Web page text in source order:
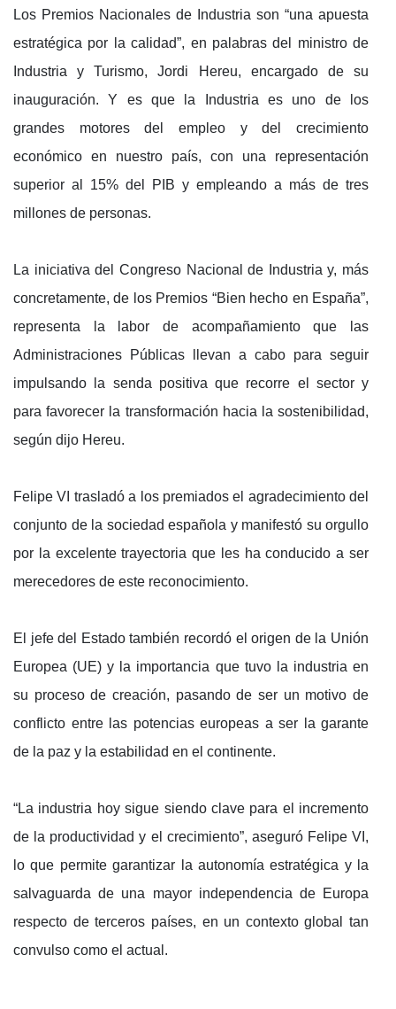
Los Premios Nacionales de Industria son “una apuesta
estratégica por la calidad”, en palabras del ministro de
Industria y Turismo, Jordi Hereu, encargado de su
inauguración. Y es que la Industria es uno de los
grandes motores del empleo y del crecimiento
económico en nuestro país, con una representación
superior al 15% del PIB y empleando a más de tres
millones de personas.
La iniciativa del Congreso Nacional de Industria y, más
concretamente, de los Premios “Bien hecho en España”,
representa la labor de acompañamiento que las
Administraciones Públicas llevan a cabo para seguir
impulsando la senda positiva que recorre el sector y
para favorecer la transformación hacia la sostenibilidad,
según dijo Hereu.
Felipe VI trasladó a los premiados el agradecimiento del
conjunto de la sociedad española y manifestó su orgullo
por la excelente trayectoria que les ha conducido a ser
merecedores de este reconocimiento.
El jefe del Estado también recordó el origen de la Unión
Europea (UE) y la importancia que tuvo la industria en
su proceso de creación, pasando de ser un motivo de
conflicto entre las potencias europeas a ser la garante
de la paz y la estabilidad en el continente.
“La industria hoy sigue siendo clave para el incremento
de la productividad y el crecimiento”, aseguró Felipe VI,
lo que permite garantizar la autonomía estratégica y la
salvaguarda de una mayor independencia de Europa
respecto de terceros países, en un contexto global tan
convulso como el actual.